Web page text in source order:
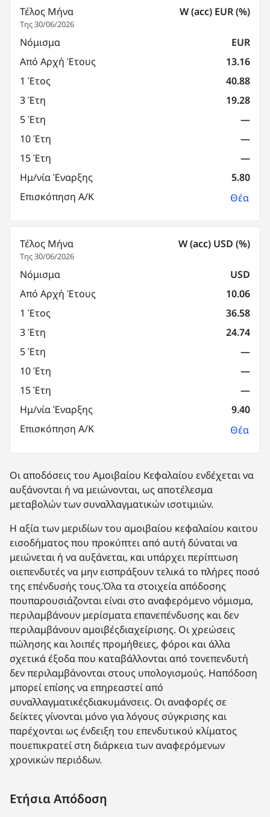
Τέλος Μήνα
Της 30/06/2026
W (acc) EUR (%)
Νόμισμα
EUR
Από Αρχή Έτους
13.16
1 Έτος
40.88
3 Έτη
19.28
5 Έτη
—
10 Έτη
—
15 Έτη
—
Ημ/νία Έναρξης
5.80
Επισκόπηση Α/Κ
Θέα
Τέλος Μήνα
Της 30/06/2026
W (acc) USD (%)
Νόμισμα
USD
Από Αρχή Έτους
10.06
1 Έτος
36.58
3 Έτη
24.74
5 Έτη
—
10 Έτη
—
15 Έτη
—
Ημ/νία Έναρξης
9.40
Επισκόπηση Α/Κ
Θέα
Οι αποδόσεις του Αμοιβαίου Κεφαλαίου ενδέχεται να
αυξάνονται ή να μειώνονται, ως αποτέλεσμα
μεταβολών των συναλλαγματικών ισοτιμιών.
Η αξία των μεριδίων του αμοιβαίου κεφαλαίου καιτου
εισοδήματος που προκύπτει από αυτή δύναται να
μειώνεται ή να αυξάνεται, και υπάρχει περίπτωση
οιεπενδυτές να μην εισπράξουν τελικά το πλήρες ποσό
της επένδυσής τους.Όλα τα στοιχεία απόδοσης
πουπαρουσιάζονται είναι στο αναφερόμενο νόμισμα,
περιλαμβάνουν μερίσματα επανεπένδυσης και δεν
περιλαμβάνουν αμοιβέςδιαχείρισης. Οι χρεώσεις
πώλησης και λοιπές προμήθειες, φόροι και άλλα
σχετικά έξοδα που καταβάλλονται από τονεπενδυτή
δεν περιλαμβάνονται στους υπολογισμούς. Ηαπόδοση
μπορεί επίσης να επηρεαστεί από
συναλλαγματικέςδιακυμάνσεις. Οι αναφορές σε
δείκτες γίνονται μόνο για λόγους σύγκρισης και
παρέχονται ως ένδειξη του επενδυτικού κλίματος
πουεπικρατεί στη διάρκεια των αναφερόμενων
χρονικών περιόδων.
Ετήσια Απόδοση